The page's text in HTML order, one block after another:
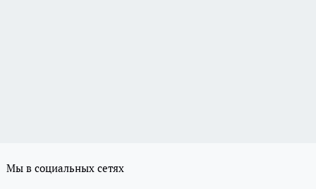
Мы в социальных сетях